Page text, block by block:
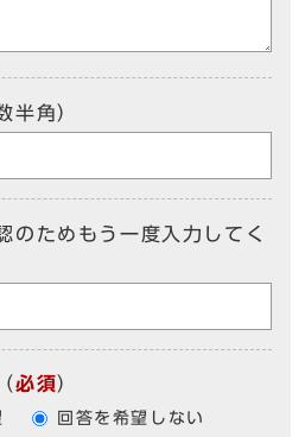
半角）
のためもう一度入力してく
（必須）
回答を希望しない